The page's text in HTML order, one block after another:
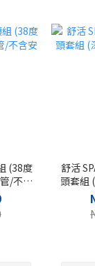
(38度
/不含
舒活
頭套組